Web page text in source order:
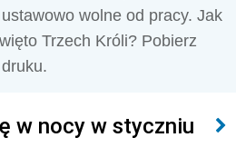
wolne od pracy. Jak
Trzech Króli? Pobierz
w nocy w styczniu